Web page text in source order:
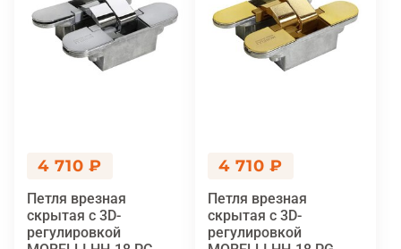
4 710 ₽
Петля врезная
скрытая с 3D-
регулировкой
4 710 ₽
Петля врезная
скрытая с 3D-
регулировкой